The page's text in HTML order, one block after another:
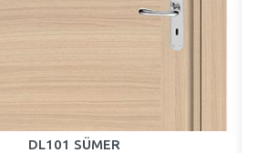
DL101 SÜMER